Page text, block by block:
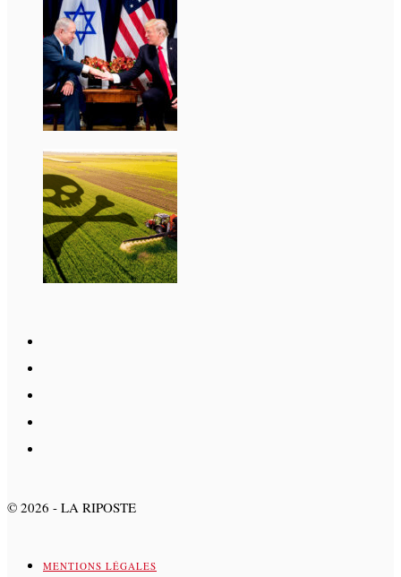
© 2026 - LA RIPOSTE
MENTIONS LÉGALES